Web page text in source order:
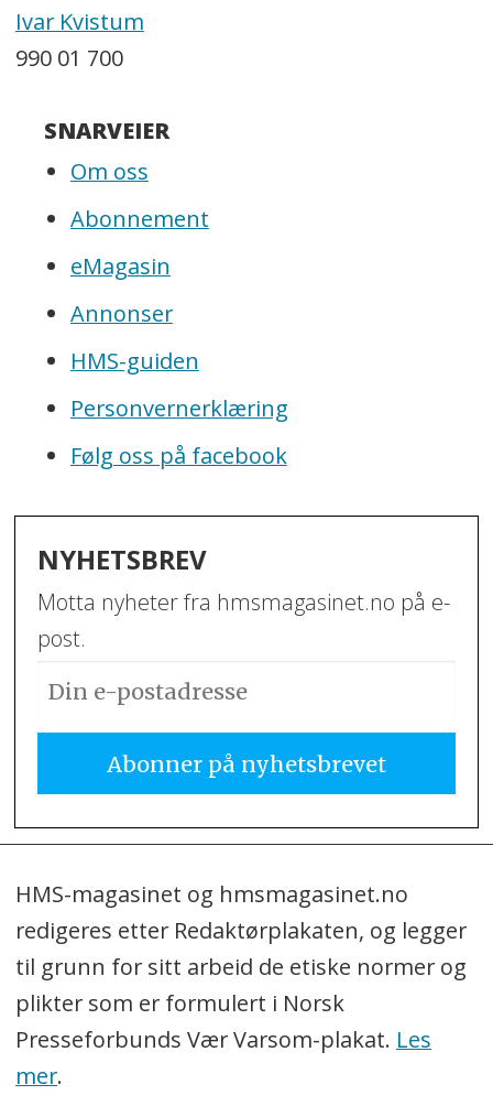
Ivar Kvistum
990 01 700
SNARVEIER
Om oss
Abonnement
eMagasin
Annonser
HMS-guiden
Personvernerklæring
Følg oss på facebook
NYHETSBREV
Motta nyheter fra hmsmagasinet.no på e-
post.
HMS-magasinet og hmsmagasinet.no
redigeres etter Redaktørplakaten, og legger
til grunn for sitt arbeid de etiske normer og
plikter som er formulert i Norsk
Presseforbunds Vær Varsom-plakat. Les
mer.